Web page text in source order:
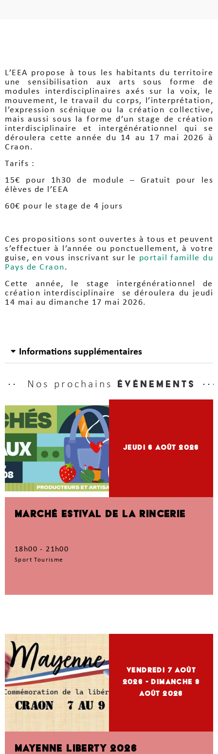
L’EEA propose à tous les habitants du territoire
une sensibilisation aux arts sous forme de
modules interdisciplinaires axés sur la voix, le
mouvement, le travail du corps, l’interprétation,
l’expression scénique ou la création collective,
mais aussi sous la forme d’un stage de création
interdisciplinaire et intergénérationnel qui se
déroulera cette année du 14 au 17 mai 2026 à
Craon.
Tarifs :
15€ pour 1h30 de module – Gratuit pour les
élèves de l’EEA
60€ pour le stage de 4 jours
Ces propositions sont ouvertes à tous et peuvent
s’effectuer à l’année ou ponctuellement, à votre
guise, en vous inscrivant sur le portail famille du
Pays de Craon.
Cette année, le stage intergénérationnel de
création interdisciplinaire se déroulera du jeudi
14 mai au dimanche 17 mai 2026.
Informations supplémentaires
Nos prochains événements
jeudi 6Août 2026
MARCHÉ ESTIVAL DE LA RINCERIE
18h00 - 21h00
Sport Tourisme
vendredi 7Août
2026 - dimanche 9
Août 2026
MAYENNE LIBERTY 2026